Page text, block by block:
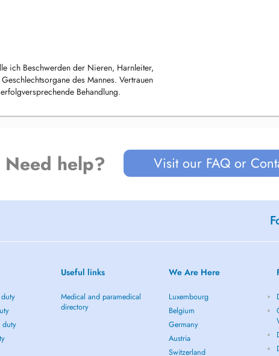
ich Beschwerden der Nieren, Harnleiter,
des Mannes. Vertrauen
Behandlung.
eine komplette Betreuung an. Von der
nicht leicht fällt. Dabei ist es wichtig,
können sich auch darauf verlassen, dass
Need help? Visit our FAQ or
duty
Useful links
Medical and paramedical
directory
We Are Here
Luxembourg
Belgium
Germany
Austria
Switzerland